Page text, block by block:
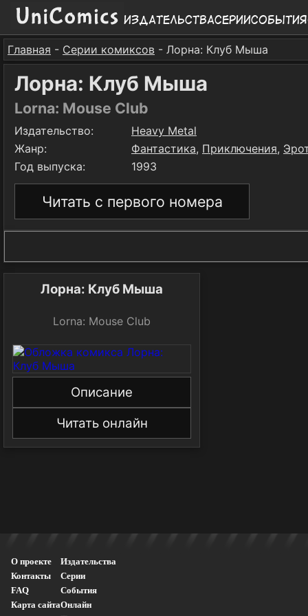
ИздательстваСерииСобытия
Главная - Серии комиксов - Лорна: Клуб Мыша
Лорна: Клуб Мыша
Lorna: Mouse Club
Издательство:
Heavy Metal
Жанр:
Фантастика, Приключения,
Год выпуска:
1993
Читать с первого номера
Лорна: Клуб Мыша
Lorna: Mouse Club
Описание
Читать онлайн
О проекте
Контакты
FAQ
Карта сайта
Издательства
Серии
События
Онлайн